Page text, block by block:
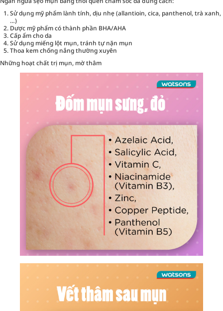
Sử dụng mỹ phẩm lành tính, dịu nhẹ (allantioin, cica, panthenol, trà xanh,
…)
Dược mỹ phẩm có thành phần BHA/AHA
Cấp ẩm cho da
Sử dụng miếng lột mụn, tránh tự nặn mụn
Thoa kem chống nắng thường xuyên
Những hoạt chất trị mụn, mờ thâm